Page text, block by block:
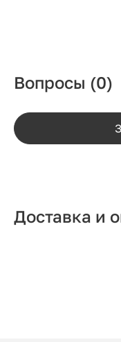
Вопросы (0)
Доставка и